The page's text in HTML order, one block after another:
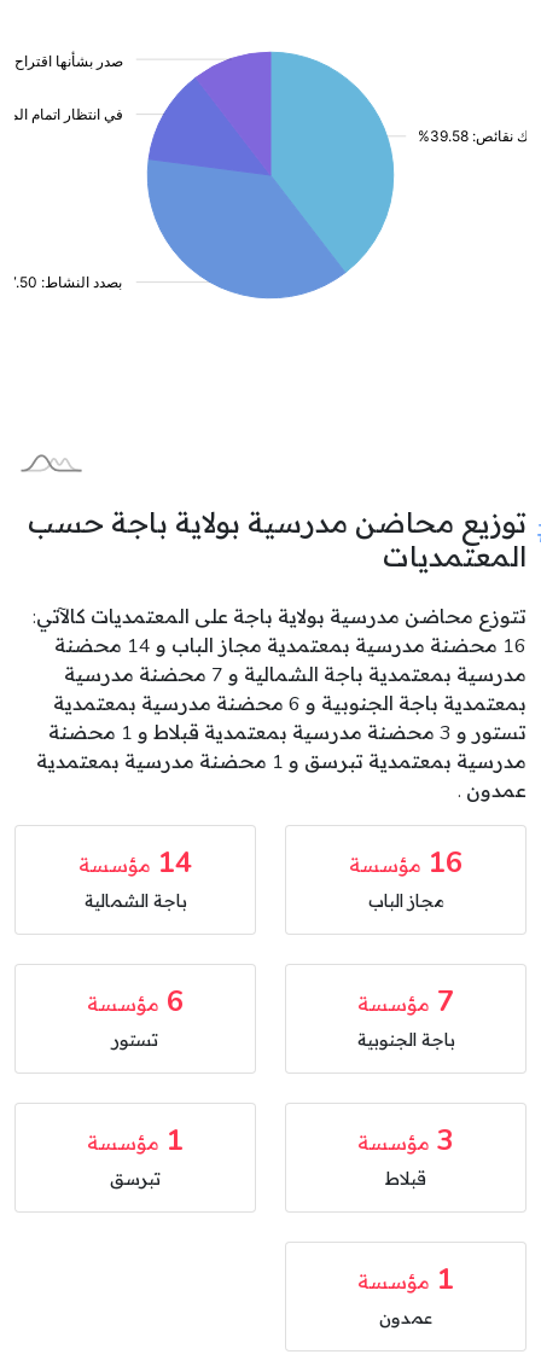
توزيع محاضن مدرسية بولاية باجة حسب
المعتمديات
تتوزع محاضن مدرسية بولاية باجة على المعتمديات كالآتي:
16 محضنة مدرسية بمعتمدية مجاز الباب و 14 محضنة
مدرسية بمعتمدية باجة الشمالية و 7 محضنة مدرسية
بمعتمدية باجة الجنوبية و 6 محضنة مدرسية بمعتمدية
تستور و 3 محضنة مدرسية بمعتمدية قبلاط و 1 محضنة
مدرسية بمعتمدية تبرسق و 1 محضنة مدرسية بمعتمدية
عمدون .
16 مؤسسة
مجاز الباب
14 مؤسسة
باجة الشمالية
7 مؤسسة
باجة الجنوبية
6 مؤسسة
تستور
3 مؤسسة
قبلاط
1 مؤسسة
تبرسق
1 مؤسسة
عمدون